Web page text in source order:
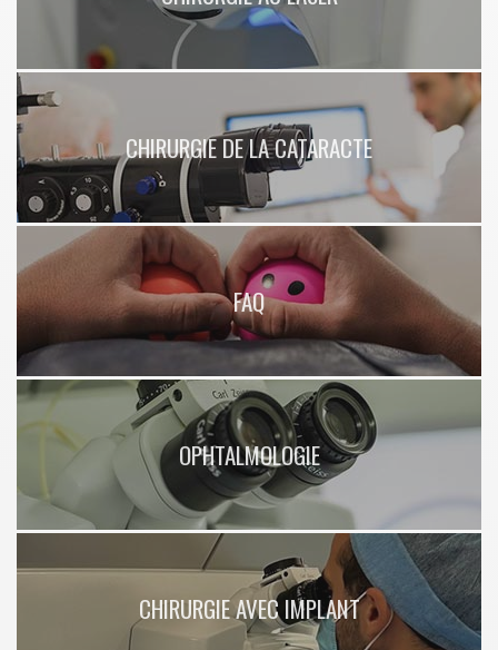
CHIRURGIE DE LA CATARACTE
FAQ
OPHTALMOLOGIE
CHIRURGIE AVEC IMPLANT